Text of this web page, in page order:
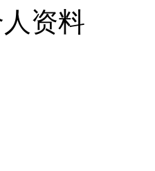
资料